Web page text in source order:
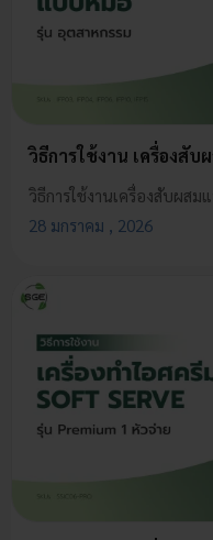
วิธีการใช้งาน เครื่องสั
28 มกราคม , 2026